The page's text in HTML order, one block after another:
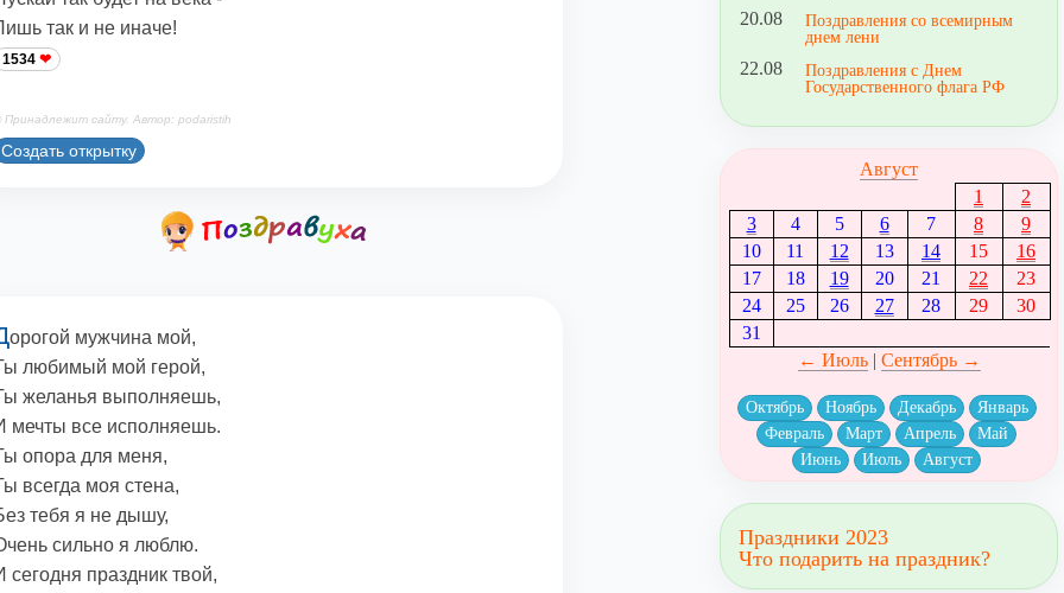
так и не иначе!
1534
Принадлежит сайту. Автор: podaristih
Создать открытку
орогой мужчина мой,
любимый мой герой,
желанья выполняешь,
мечты все исполняешь.
опора для меня,
всегда моя стена,
тебя я не дышу,
сильно я люблю.
сегодня праздник твой,
20.08
Поздравления со всемирным
днем лени
22.08
Поздравления с Днем
Государственного флага РФ
Август
1
2
3
4 5 6 7 8
9
10
11 12 13 14 15
16
17
18 19 20 21 22
23
24
25 26 27 28 29
30
31
← Июль| Сентябрь →
Октябрь Ноябрь Декабрь
Январь
Февраль
Март Апрель
Май
Июнь
Июль Август
Праздники 2023
Что подарить на праздник?